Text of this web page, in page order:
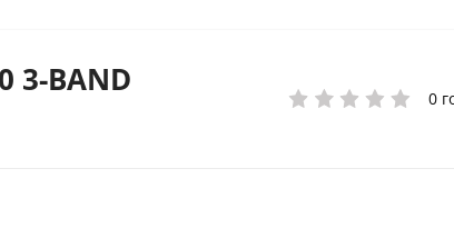
3-BAND 0